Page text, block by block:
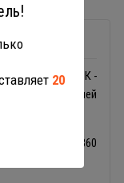
ВНЕДОРОЖНИК -
юных любителей
на 360
20